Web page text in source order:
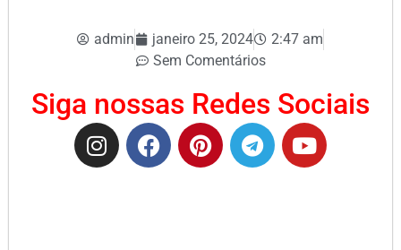
admin janeiro 25, 2024
2:47 am
Sem Comentários
Siga nossas Redes Sociais